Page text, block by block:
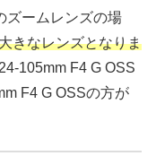
ズームレンズの場
きなレンズとなりま
105mm F4 G OSS
F4 G OSSの方が